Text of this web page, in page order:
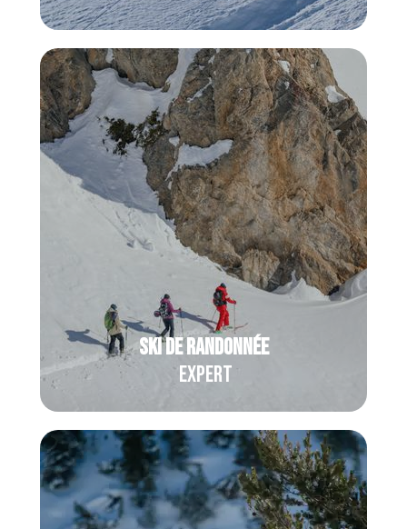
Dès le Snow 3, explorez les plus beaux
itinéraires poudreux avec un moniteur-
guide de snowboard et vivez le freeride
dans sa version la plus sauvage !
Ski de randonnée
EXPERT